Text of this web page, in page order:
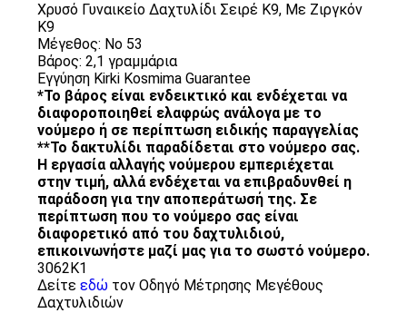
Χρυσό Γυναικείο Δαχτυλίδι Σειρέ Κ9, Με Ζιργκόν
K9
Μέγεθος: Νο 53
Βάρος: 2,1 γραμμάρια
Εγγύηση Kirki Kosmima Guarantee
*Το βάρος είναι ενδεικτικό και ενδέχεται να
διαφοροποιηθεί ελαφρώς ανάλογα με το
νούμερο ή σε περίπτωση ειδικής παραγγελίας
**Το δακτυλίδι παραδίδεται στο νούμερο σας.
Η εργασία αλλαγής νούμερου εμπεριέχεται
στην τιμή, αλλά ενδέχεται να επιβραδυνθεί η
παράδοση για την αποπεράτωσή της. Σε
περίπτωση που το νούμερο σας είναι
διαφορετικό από του δαχτυλιδιού,
επικοινωνήστε μαζί μας για το σωστό νούμερο.
3062K1
Δείτε εδώ τον Οδηγό Μέτρησης Μεγέθους
Δαχτυλιδιών